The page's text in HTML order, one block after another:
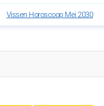
Vissen Horoscoop Mei 2030